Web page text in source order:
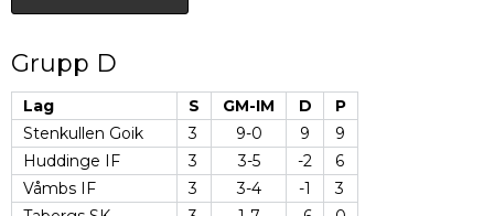
Grupp D
Lag S GM-IM D
P
Stenkullen Goik
3 9-0 9
9
Huddinge IF
3 3-5 -2
6
Våmbs IF
3 3-4 -1
3